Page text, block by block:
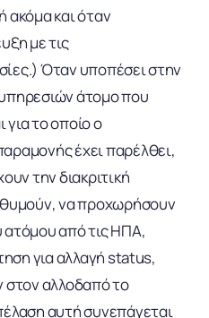
ακόμα και όταν
με τις
Όταν υποπέσει στην
άτομο που
για το οποίο ο
έχει παρέλθει,
την διακριτική
να προχωρήσουν
από τις ΗΠΑ,
για αλλαγή status,
στον αλλοδαπό το
αυτή συνεπάγεται